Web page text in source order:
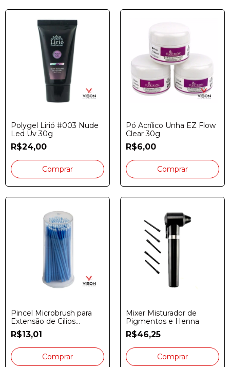
Polygel Lirió #003 Nude
Led Uv 30g
R$24,00
Pó Acrílico Unha EZ Flow
Clear 30g
R$6,00
Pincel Microbrush para
Extensão de Cílios
Pct.100 Unidades
R$13,01
Mixer Misturador de
Pigmentos e Henna
R$46,25